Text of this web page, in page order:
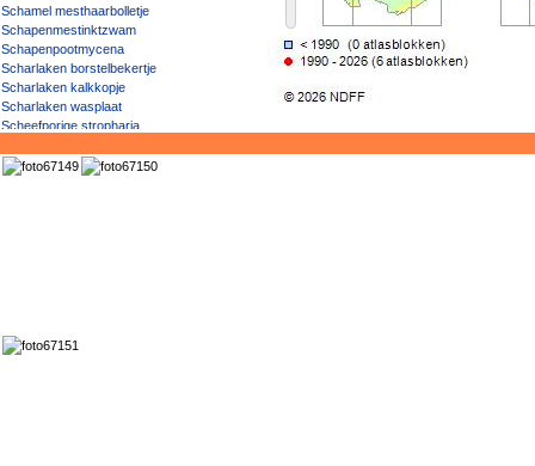
Schamel mesthaarbolletje
Schapenmestinktzwam
Schapenpootmycena
Scharlaken borstelbekertje
Scharlaken kalkkopje
Scharlaken wasplaat
Scheefporige stropharia
Scheefsporig mesthaarbolletje
Schelptrechtertje
Schemermenhirzwammetje